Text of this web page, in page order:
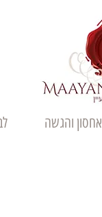
אחסון והגשה